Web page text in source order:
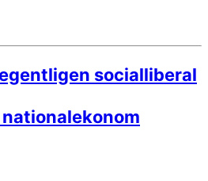
socialliberal